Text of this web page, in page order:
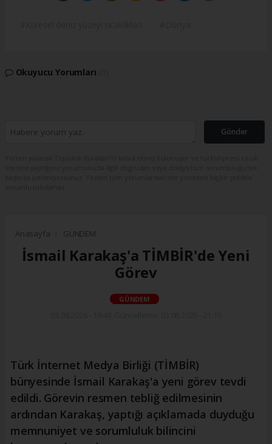
Okuyucu Yorumları
Gönder
Anasayfa GÜNDEM
İsmail Karakaş'a TİMBİR'de Yeni
Görev
GÜNDEM
Türk İnternet Medya Birliği (TİMBİR)
bünyesinde İsmail Karakaş'a yeni görev tevdi
edildi. Görevin resmen tebliğ edilmesinin
ardından Karakaş, yaptığı açıklamada duyduğu
memnuniyet ve sorumluluk bilincini